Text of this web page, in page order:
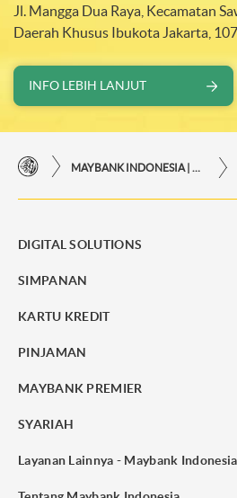
Jl. Mangga Dua Raya, Kecamatan
Daerah Khusus Ibukota Jakarta,
INFO LEBIH LANJUT
DIGITAL SOLUTIONS
SIMPANAN
KARTU KREDIT
PINJAMAN
MAYBANK PREMIER
SYARIAH
Layanan Lainnya - Maybank Indonesia